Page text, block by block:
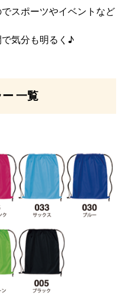
スポーツやイベントなど
気分も明るく♪
一覧